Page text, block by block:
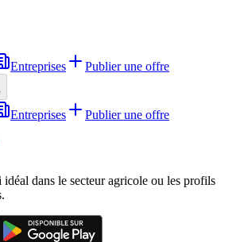
Entreprises Publier une offre
Entreprises Publier une offre
dans le secteur agricole ou les profils